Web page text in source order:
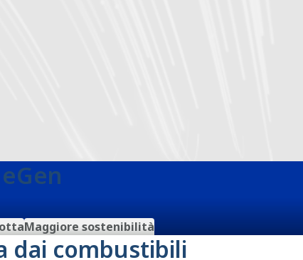
Maggiore sostenibilità
dai combustibili